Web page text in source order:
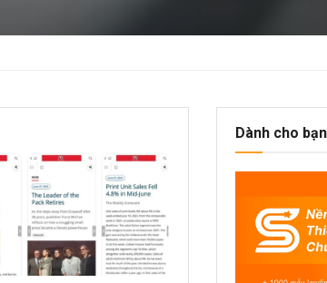
Dành cho bạn